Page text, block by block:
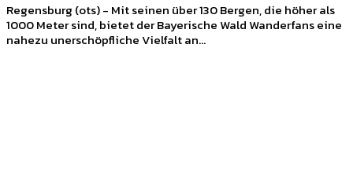
Regensburg (ots) - Mit seinen über 130 Bergen, die höher als
1000 Meter sind, bietet der Bayerische Wald Wanderfans eine
nahezu unerschöpfliche Vielfalt an...